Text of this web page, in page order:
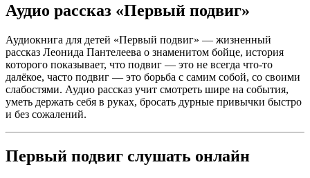
Аудио рассказ «Первый подвиг»
Аудиокнига для детей «Первый подвиг» — жизненный
рассказ Леонида Пантелеева о знаменитом бойце, история
которого показывает, что подвиг — это не всегда что-то
далёкое, часто подвиг — это борьба с самим собой, со своими
слабостями. Аудио рассказ учит смотреть шире на события,
уметь держать себя в руках, бросать дурные привычки быстро
и без сожалений.
Первый подвиг слушать онлайн